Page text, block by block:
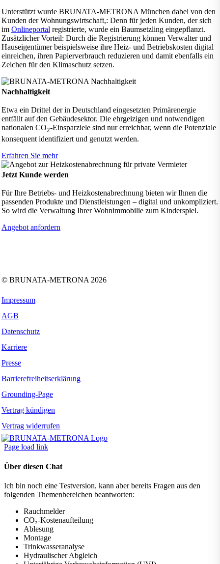
Unterstützt wurde BRUNATA-METRONA München dabei von den
Kunden der Wohnungswirtschaft,: Denn für jeden Kunden, der sich
im Onlineportal registrierte, wurde ein Baumsetzling eingepflanzt.
Zusätzlicher Vorteil: Durch die Registrierung können Verwalter und
Hauseigentümer beispielsweise ihre Heiz- und Betriebskosten digital
einreichen, ihren Papierverbrauch reduzieren und damit ebenfalls ein
Zeichen für den Klimaschutz setzen.
Nachhaltigkeit
Etwa ein Drittel der in Deutschland eingesetzten Primärenergie
entfällt auf den Gebäudesektor. Die ehrgeizigen und notwendigen
nationalen CO2-Einsparziele sind nur erreichbar, wenn die Potenziale
konsequent identifiziert und genutzt werden.
Erfahren Sie mehr
Jetzt Kunde werden
Für Ihre Betriebs- und Heizkostenabrechnung bieten wir Ihnen die
passenden Produkte und Dienstleistungen – digital und unkompliziert.
So wird die Verwaltung Ihrer Wohnimmobilie zum Kinderspiel.
Angebot anfordern
© BRUNATA-METRONA 2026
Impressum
AGB
Datenschutz
Karriere
Presse
Barrierefreiheitserklärung
Grounding-Page
Vertrag kündigen
Vertrag widerrufen
Page load link
Über diesen Chat
Ich bin noch eine Testversion, kann aber bereits Fragen aus den
folgenden Themenbereichen beantworten:
Rauchmelder
CO₂-Kostenaufteilung
Ablesung
Montage
Trinkwasseranalyse
Hydraulischer Abgleich